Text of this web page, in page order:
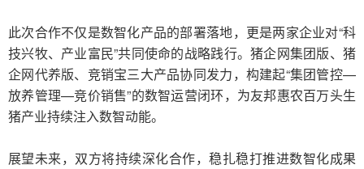
此次合作不仅是数智化产品的部署落地，更是两家企业对“科
技兴牧、产业富民”共同使命的战略践行。猪企网集团版、猪
企网代养版、竞销宝三大产品协同发力，构建起“集团管控—
放养管理—竞价销售”的数智运营闭环，为友邦惠农百万头生
猪产业持续注入数智动能。
展望未来，双方将持续深化合作，稳扎稳打推进数智化成果